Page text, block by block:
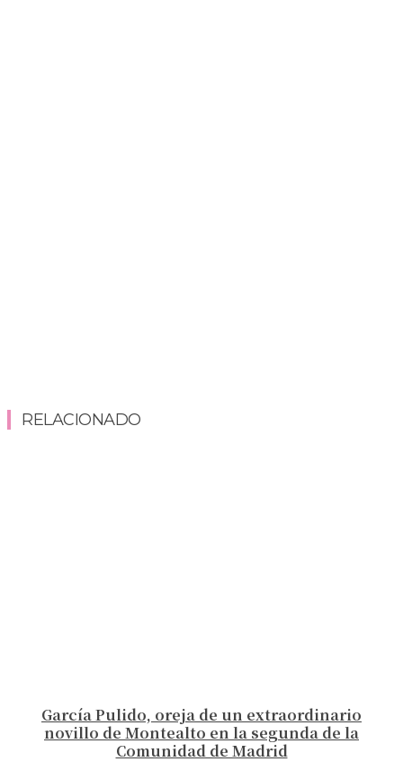
RELACIONADO
García Pulido, oreja de un extraordinario
novillo de Montealto en la segunda de la
Comunidad de Madrid